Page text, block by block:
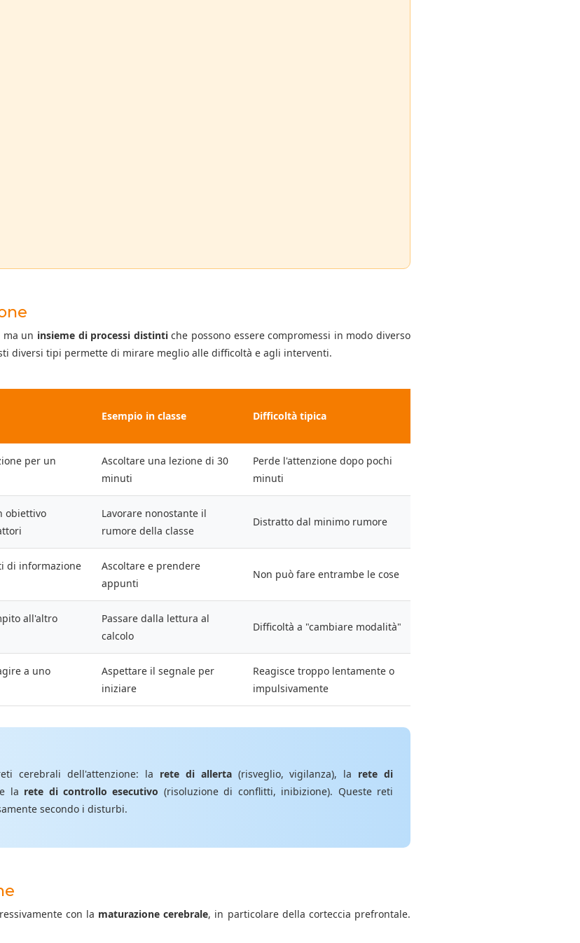
ma un insieme di processi distintiche possono essere compromessi in modo diverso
diversi tipi permette di mirare meglio alle difficoltà e agli interventi.
Esempio in classe Difficoltà tipica
per un
Ascoltare una lezione di 30
minuti
Perde l'attenzione dopo pochi
minuti
obiettivo
Lavorare nonostante il
rumore della classe
Distratto dal minimo rumore
di informazione
Ascoltare e prendere
appunti
Non può fare entrambe le cose
all'altro
Passare dalla lettura al
calcolo
Difficoltà a "cambiare modalità"
a uno
Aspettare il segnale per
iniziare
Reagisce troppo lentamente o
impulsivamente
cerebrali dell'attenzione: la rete di allerta(risveglio, vigilanza), la rete di
la rete di controllo esecutivo (risoluzione di conflitti, inibizione). Queste reti
secondo i disturbi.
con la maturazione cerebrale, in particolare della corteccia prefrontale.